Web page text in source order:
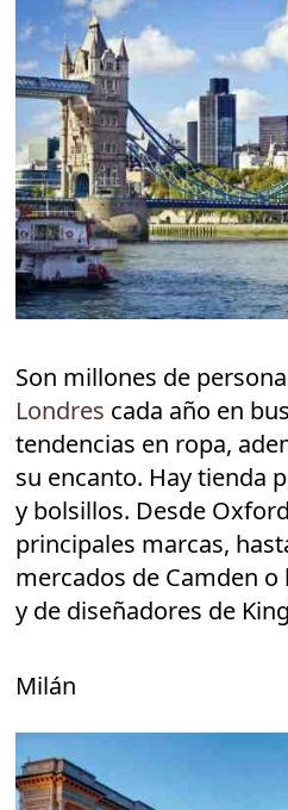
Son millones de
Londres cada año en
tendencias en ropa,
su encanto. Hay tienda
y bolsillos. Desde
principales marcas,
mercados de Camden
y de diseñadores de
Milán